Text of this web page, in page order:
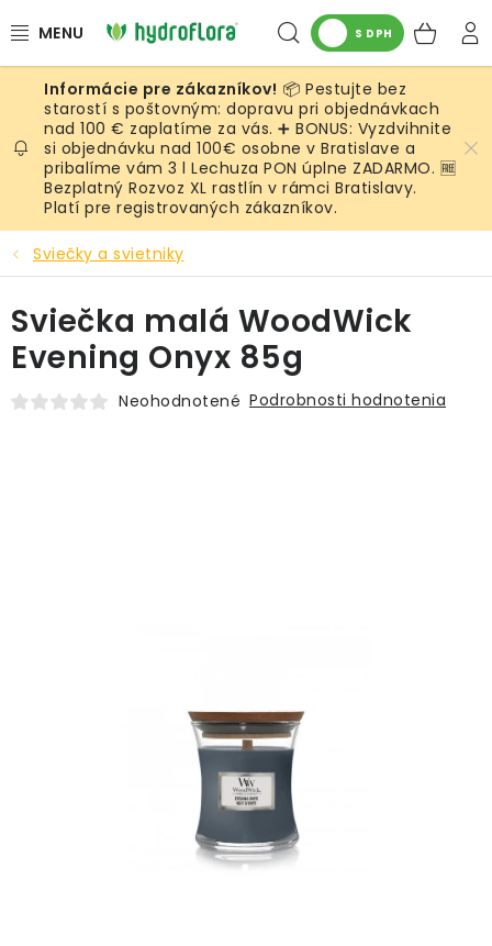
na
Hľadať
S DPH
RASTLINY
UMELÉ RASTLINY
KVETINÁČE
SUBSTRÁTY A PRÍSLUŠENSTVO
SERVIS INTERIÉROVEJ ZELENE
📦 Pestujte bez
starostí s poštovným: dopravu pri objednávkach
nad 100 € zaplatíme za vás. ➕ BONUS: Vyzdvihnite
si objednávku nad 100€ osobne v Bratislave a
pribalíme vám 3 l Lechuza PON úplne ZADARMO. 🆓
Bezplatný Rozvoz XL rastlín v rámci Bratislavy.
Platí pre registrovaných zákazníkov.
Sviečky a svietniky
Sviečka malá WoodWick
Evening Onyx 85g
Neohodnotené Podrobnosti hodnotenia